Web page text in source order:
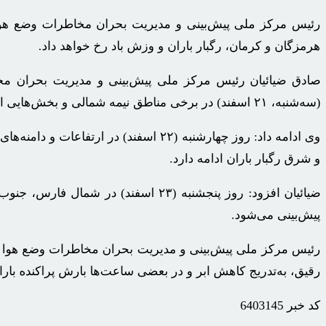
هرمزگان و کرمان، رگبار باران و وزش باد رخ خواهد داد.
صادق ضیائیان رئیس مرکز ملی پیش‌بینی و مدیریت بحران
(سه‌شنبه، ۲۱ اسفند) در برخی مناطق نیمه شمالی و بخش‌هایی از استان‌های فارس، هرمزگان و کرمان، رگبار باران و وزش باد رخ خواهد داد.
وی ادامه داد: روز چهارشنبه (۲۲
و شرق رگبار باران ادامه دارد.
ضیائیان افزود: روز پنجشنبه (۲۳
پیش‌بینی می‌شود.
رقیق، به‌تدریج کاهش ابر و در بعضی ساعت‌ها بارش پراکنده باران با حداقل دمای ۹ و حداکثر دمای ۱۴
کد خبر 6403145